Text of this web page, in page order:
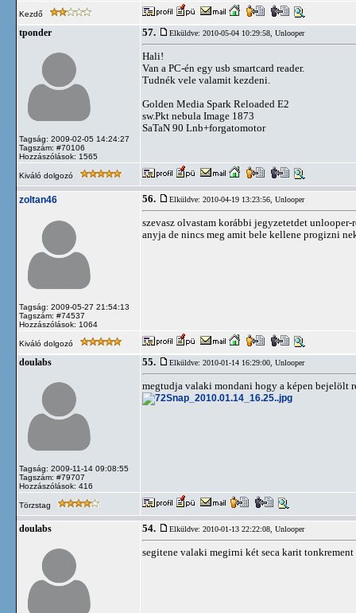
Kezdő
tponder
Tagság: 2009-02-05 14:24:27
Tagszám: #70106
Hozzászólások: 1565
57. Elküldve: 2010-05-04 10:29:58, Unlooper
Hali!
Van a PC-én egy usb smartcard reader.
Tudnék vele valamit kezdeni.
Golden Media Spark Reloaded E2
sw.Pkt nebula Image 1873
SaTaN 90 Lnb+forgatomotor
Kiváló dolgozó
zoltan46
Tagság: 2009-05-27 21:54:13
Tagszám: #74537
Hozzászólások: 1064
56. Elküldve: 2010-04-19 13:23:56, Unlooper
szevasz olvastam korábbi jegyzetetdet
anyja de nincs meg amit bele kellene progizni
Kiváló dolgozó
doulabs
Tagság: 2009-11-14 09:08:55
Tagszám: #79707
Hozzászólások: 416
55. Elküldve: 2010-01-14 16:29:00, Unlooper
megtudja valaki mondani hogy a képen bejelölt
Törzstag
doulabs 54. Elküldve: 2010-01-13 22:22:08, Unlooper
segitene valaki megirni két seca karit tonkrement